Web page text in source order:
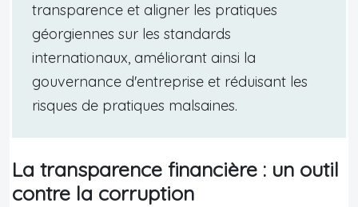
transparence et aligner les pratiques
géorgiennes sur les standards
internationaux, améliorant ainsi la
gouvernance d'entreprise et réduisant les
risques de pratiques malsaines.
La transparence financière : un outil
contre la corruption